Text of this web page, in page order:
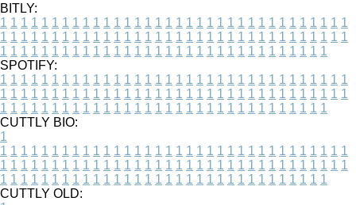
BITLY:
1 1 1 1 1 1 1 1 1 1 1 1 1 1 1 1 1 1 1 1 1 1 1 1 1 1 1 1 1 1 1 1 1 1
1 1 1 1 1 1 1 1 1 1 1 1 1 1 1 1 1 1 1 1 1 1 1 1 1 1 1 1 1 1 1 1 1 1
1 1 1 1 1 1 1 1 1 1 1 1 1 1 1 1 1 1 1 1 1 1 1 1 1 1 1 1 1 1 1 1
SPOTIFY:
1 1 1 1 1 1 1 1 1 1 1 1 1 1 1 1 1 1 1 1 1 1 1 1 1 1 1 1 1 1 1 1 1 1
1 1 1 1 1 1 1 1 1 1 1 1 1 1 1 1 1 1 1 1 1 1 1 1 1 1 1 1 1 1 1 1 1 1
1 1 1 1 1 1 1 1 1 1 1 1 1 1 1 1 1 1 1 1 1 1 1 1 1 1 1 1 1 1 1 1
CUTTLY BIO:
1
1 1 1 1 1 1 1 1 1 1 1 1 1 1 1 1 1 1 1 1 1 1 1 1 1 1 1 1 1 1 1 1 1 1
1 1 1 1 1 1 1 1 1 1 1 1 1 1 1 1 1 1 1 1 1 1 1 1 1 1 1 1 1 1 1 1 1 1
1 1 1 1 1 1 1 1 1 1 1 1 1 1 1 1 1 1 1 1 1 1 1 1 1 1 1 1 1 1 1 1
CUTTLY OLD: